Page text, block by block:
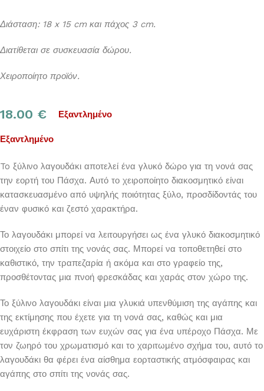
Διάσταση: 18 x 15 cm και πάχος 3 cm.
Διατίθεται σε συσκευασία δώρου.
Χειροποίητο προϊόν.
18.00 € Εξαντλημένο
Εξαντλημένο
To ξύλινο λαγουδάκι αποτελεί ένα γλυκό δώρο για τη νονά σας
την εορτή του Πάσχα. Αυτό το χειροποίητο διακοσμητικό είναι
κατασκευασμένο από υψηλής ποιότητας ξύλο, προσδίδοντάς του
έναν φυσικό και ζεστό χαρακτήρα.
Το λαγουδάκι μπορεί να λειτουργήσει ως ένα γλυκό διακοσμητικό
στοιχείο στο σπίτι της νονάς σας. Μπορεί να τοποθετηθεί στο
καθιστικό, την τραπεζαρία ή ακόμα και στο γραφείο της,
προσθέτοντας μια πνοή φρεσκάδας και χαράς στον χώρο της.
Το ξύλινο λαγουδάκι είναι μια γλυκιά υπενθύμιση της αγάπης και
της εκτίμησης που έχετε για τη νονά σας, καθώς και μια
ευχάριστη έκφραση των ευχών σας για ένα υπέροχο Πάσχα. Με
τον ζωηρό του χρωματισμό και το χαριτωμένο σχήμα του, αυτό το
λαγουδάκι θα φέρει ένα αίσθημα εορταστικής ατμόσφαιρας και
αγάπης στο σπίτι της νονάς σας.